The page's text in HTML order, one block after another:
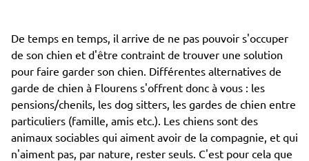
De temps en temps, il arrive de ne pas pouvoir s'occuper
de son chien et d'être contraint de trouver une solution
pour faire garder son chien. Différentes alternatives de
garde de chien à Flourens s'offrent donc à vous : les
pensions/chenils, les dog sitters, les gardes de chien entre
particuliers (famille, amis etc.). Les chiens sont des
animaux sociables qui aiment avoir de la compagnie, et qui
n'aiment pas, par nature, rester seuls. C'est pour cela que